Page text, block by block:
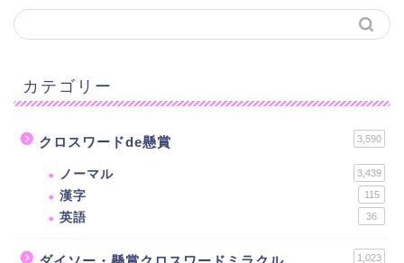
カテゴリー
クロスワードde懸賞 3,590
ノーマル 3,439
漢字 115
英語 36
1,023